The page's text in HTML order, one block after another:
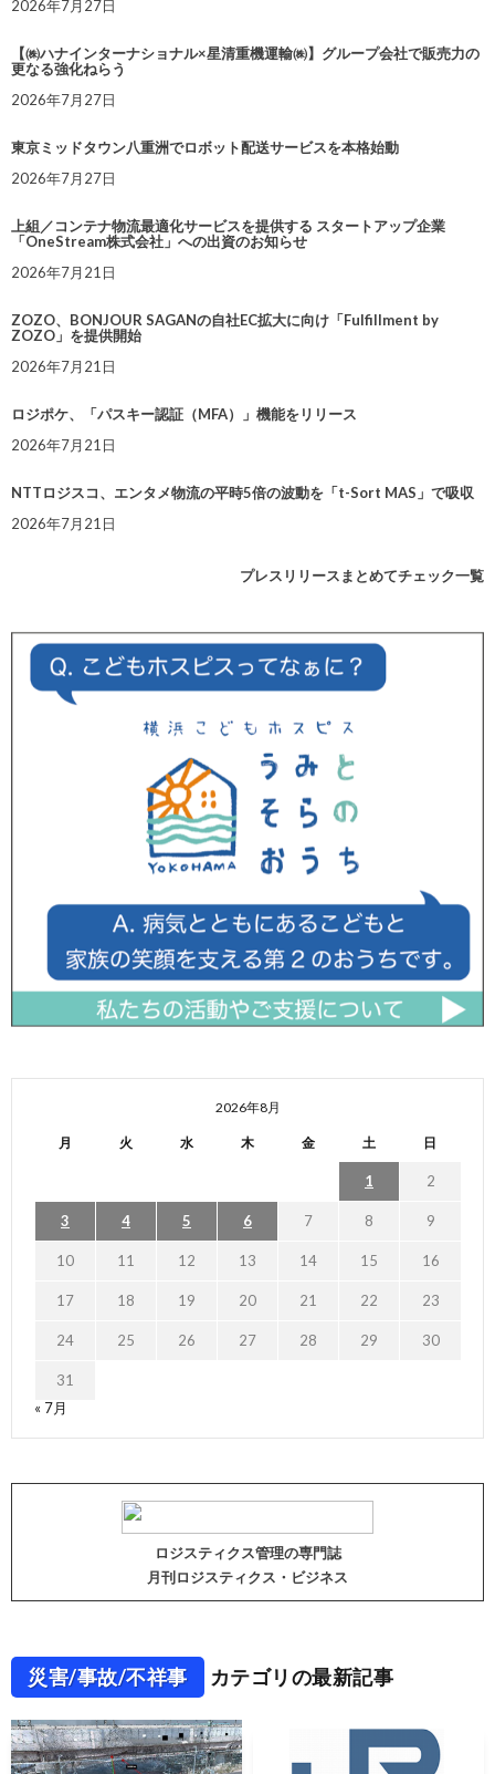
2026年7月27日
【㈱ハナインターナショナル×星清重機運輸㈱】グループ会社で販売力の
更なる強化ねらう
2026年7月27日
東京ミッドタウン八重洲でロボット配送サービスを本格始動
2026年7月27日
上組／コンテナ物流最適化サービスを提供する スタートアップ企業
「OneStream株式会社」への出資のお知らせ
2026年7月21日
ZOZO、BONJOUR SAGANの自社EC拡大に向け「Fulfillment by
ZOZO」を提供開始
2026年7月21日
ロジポケ、「パスキー認証（MFA）」機能をリリース
2026年7月21日
NTTロジスコ、エンタメ物流の平時5倍の波動を「t-Sort MAS」で吸収
2026年7月21日
プレスリリースまとめてチェック一覧
2026年8月
月 火 水 木 金 土 日
1 2
3 4 5 6 7 8 9
10 11 12 13 14 15 16
17 18 19 20 21 22 23
24 25 26 27 28 29 30
31
« 7月
ロジスティクス管理の専門誌
月刊ロジスティクス・ビジネス
災害/事故/不祥事 カテゴリの最新記事